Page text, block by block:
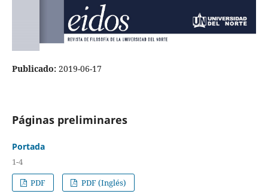
Publicado: 2019-06-17
Páginas preliminares
Portada
1-4
PDF
PDF (Inglés)